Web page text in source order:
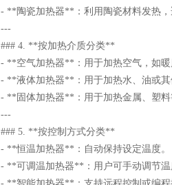
- **陶瓷加热器**：利用陶瓷材料发热，
---
### 4. **按加热介质分类**
- **空气加热器**：用于加热空气，如暖
- **液体加热器**：用于加热水、油或其
- **固体加热器**：用于加热金属、塑料
---
### 5. **按控制方式分类**
- **恒温加热器**：自动保持设定温度。
- **可调温加热器**：用户可手动调节温